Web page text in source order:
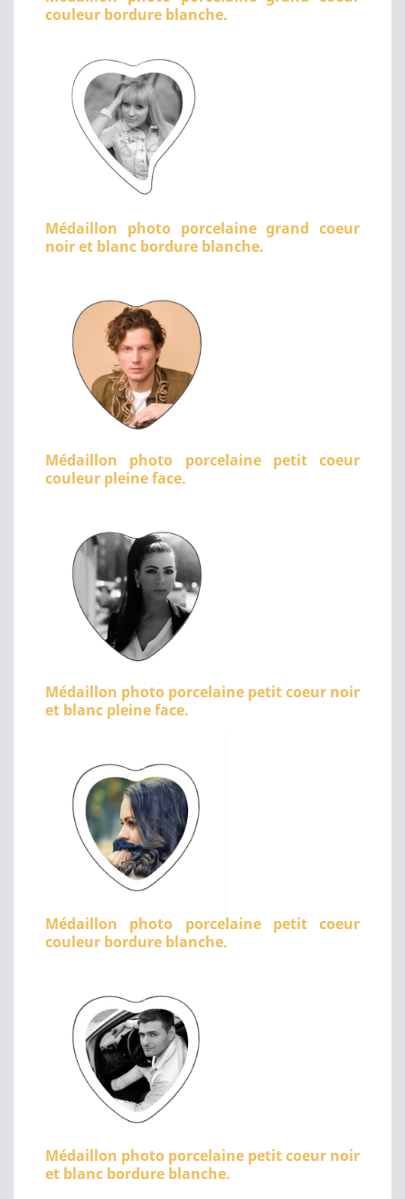
couleur bordure blanche.
Médaillon photo porcelaine grand coeur
noir et blanc bordure blanche.
Médaillon photo porcelaine petit coeur
couleur pleine face.
Médaillon photo porcelaine petit coeur noir
et blanc pleine face.
Médaillon photo porcelaine petit coeur
couleur bordure blanche.
Médaillon photo porcelaine petit coeur noir
et blanc bordure blanche.